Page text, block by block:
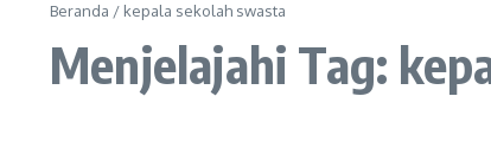
Beranda / kepala sekolah swasta
Menjelajahi Tag: